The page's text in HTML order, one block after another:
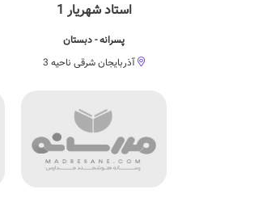
استاد شهریار 1
پسرانه - دبستان
آذربایجان شرقی ناحیه 3